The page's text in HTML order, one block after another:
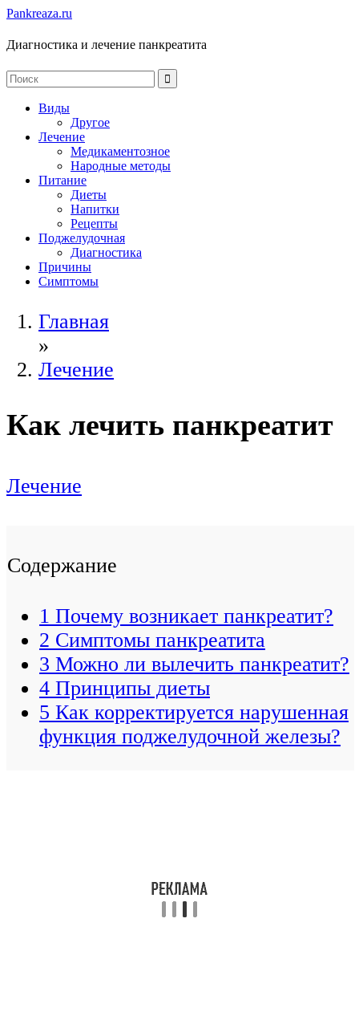
Pankreaza.ru
Диагностика и лечение панкреатита
Виды
Другое
Лечение
Медикаментозное
Народные методы
Питание
Диеты
Напитки
Рецепты
Поджелудочная
Диагностика
Причины
Симптомы
Главная
»
Лечение
Как лечить панкреатит
Лечение
Содержание
1 Почему возникает панкреатит?
2 Симптомы панкреатита
3 Можно ли вылечить панкреатит?
4 Принципы диеты
5 Как корректируется нарушенная
функция поджелудочной железы?